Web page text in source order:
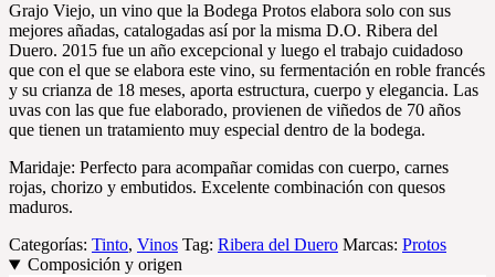
Grajo Viejo, un vino que la Bodega Protos elabora solo con sus
mejores añadas, catalogadas así por la misma D.O. Ribera del
Duero. 2015 fue un año excepcional y luego el trabajo cuidadoso
que con el que se elabora este vino, su fermentación en roble francés
y su crianza de 18 meses, aporta estructura, cuerpo y elegancia. Las
uvas con las que fue elaborado, provienen de viñedos de 70 años
que tienen un tratamiento muy especial dentro de la bodega.
Maridaje: Perfecto para acompañar comidas con cuerpo, carnes
rojas, chorizo y embutidos. Excelente combinación con quesos
maduros.
Categorías: Tinto, Vinos Tag: Ribera del Duero Marcas: Protos
Composición y origen